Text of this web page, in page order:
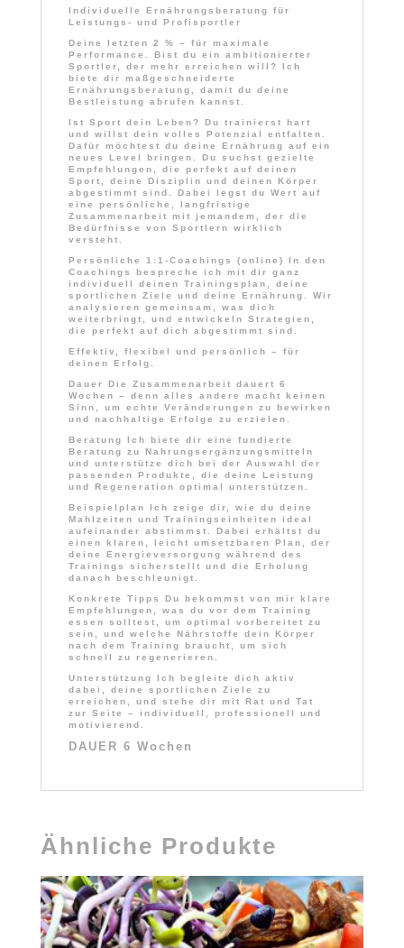
Individuelle Ernährungsberatung für
Leistungs- und Profisportler
Deine letzten 2 % – für maximale
Performance. Bist du ein ambitionierter
Sportler, der mehr erreichen will? Ich
biete dir maßgeschneiderte
Ernährungsberatung, damit du deine
Bestleistung abrufen kannst.
Ist Sport dein Leben? Du trainierst hart
und willst dein volles Potenzial entfalten.
Dafür möchtest du deine Ernährung auf ein
neues Level bringen. Du suchst gezielte
Empfehlungen, die perfekt auf deinen
Sport, deine Disziplin und deinen Körper
abgestimmt sind. Dabei legst du Wert auf
eine persönliche, langfristige
Zusammenarbeit mit jemandem, der die
Bedürfnisse von Sportlern wirklich
versteht.
Persönliche 1:1-Coachings (online) In den
Coachings bespreche ich mit dir ganz
individuell deinen Trainingsplan, deine
sportlichen Ziele und deine Ernährung. Wir
analysieren gemeinsam, was dich
weiterbringt, und entwickeln Strategien,
die perfekt auf dich abgestimmt sind.
Effektiv, flexibel und persönlich – für
deinen Erfolg.
Dauer Die Zusammenarbeit dauert 6
Wochen – denn alles andere macht keinen
Sinn, um echte Veränderungen zu bewirken
und nachhaltige Erfolge zu erzielen.
Beratung Ich biete dir eine fundierte
Beratung zu Nahrungsergänzungsmitteln
und unterstütze dich bei der Auswahl der
passenden Produkte, die deine Leistung
und Regeneration optimal unterstützen.
Beispielplan Ich zeige dir, wie du deine
Mahlzeiten und Trainingseinheiten ideal
aufeinander abstimmst. Dabei erhältst du
einen klaren, leicht umsetzbaren Plan, der
deine Energieversorgung während des
Trainings sicherstellt und die Erholung
danach beschleunigt.
Konkrete Tipps Du bekommst von mir klare
Empfehlungen, was du vor dem Training
essen solltest, um optimal vorbereitet zu
sein, und welche Nährstoffe dein Körper
nach dem Training braucht, um sich
schnell zu regenerieren.
Unterstützung Ich begleite dich aktiv
dabei, deine sportlichen Ziele zu
erreichen, und stehe dir mit Rat und Tat
zur Seite – individuell, professionell und
motivierend.
DAUER 6 Wochen
Ähnliche Produkte